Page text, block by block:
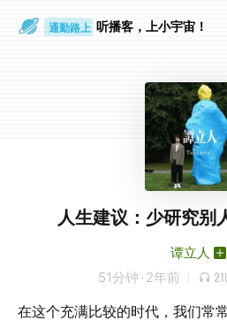
通勤路上 听播客，上小宇宙！
人生建议：少研究别
谭立人
51分钟 · 2年前
在这个充满比较的时代，我们常